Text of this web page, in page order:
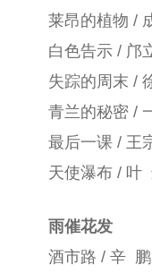
莱昂的植物 /
白色告示 / 邝
失踪的周末 /
青兰的秘密 /
最后一课 / 王
天使瀑布 / 叶
雨催花发
酒市路 / 辛 鹏